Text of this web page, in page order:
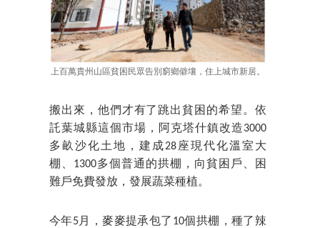
上百萬貴州山區貧困民眾告別窮鄉僻壤，住上城市新居。
搬出來，他們才有了跳出貧困的希望。依
託葉城縣這個市場，阿克塔什鎮改造3000
多畝沙化土地，建成28座現代化溫室大
棚、1300多個普通的拱棚，向貧困戶、困
難戶免費發放，發展蔬菜種植。
今年5月，麥麥提承包了10個拱棚，種了辣